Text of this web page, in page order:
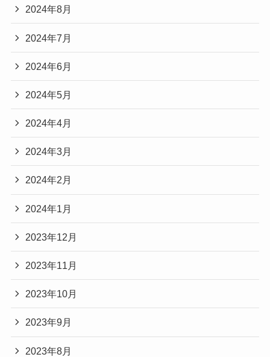
2024年8月
2024年7月
2024年6月
2024年5月
2024年4月
2024年3月
2024年2月
2024年1月
2023年12月
2023年11月
2023年10月
2023年9月
2023年8月